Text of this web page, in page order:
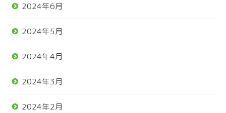
2024年6月
2024年5月
2024年4月
2024年3月
2024年2月